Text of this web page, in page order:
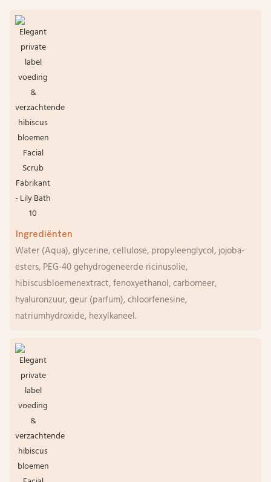
Ingrediënten
Water (Aqua), glycerine, cellulose, propyleenglycol, jojoba-
esters, PEG-40 gehydrogeneerde ricinusolie,
hibiscusbloemenextract, fenoxyethanol, carbomeer,
hyaluronzuur, geur (parfum), chloorfenesine,
natriumhydroxide, hexylkaneel.